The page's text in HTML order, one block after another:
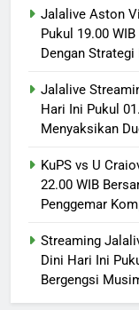
Jalalive Aston
Pukul 19.00
Dengan
Jalalive
Hari Ini Pukul
Menyaksikan
KuPS vs U
22.00 WIB
Penggemar
Streaming
Dini Hari Ini
Bergengsi